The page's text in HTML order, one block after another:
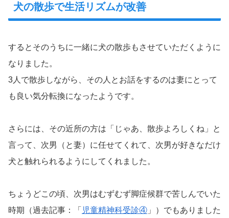
犬の散歩で生活リズムが改善
するとそのうちに一緒に犬の散歩もさせていただくように
なりました。
3人で散歩しながら、その人とお話をするのは妻にとって
も良い気分転換になったようです。
さらには、その近所の方は「じゃあ、散歩よろしくね」と
言って、次男（と妻）に任せてくれて、次男が好きなだけ
犬と触れられるようにしてくれました。
ちょうどこの頃、次男はむずむず脚症候群で苦しんでいた
時期（過去記事：「 児童精神科受診④ 」）でもありました